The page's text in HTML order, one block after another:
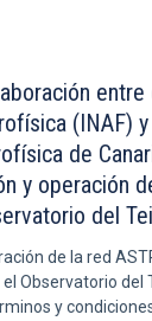
(INAF)
de
y operación
del
de la red
Observatorio del
y